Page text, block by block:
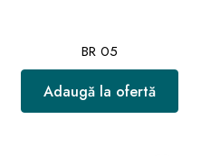
BR 05
Adaugă la ofertă